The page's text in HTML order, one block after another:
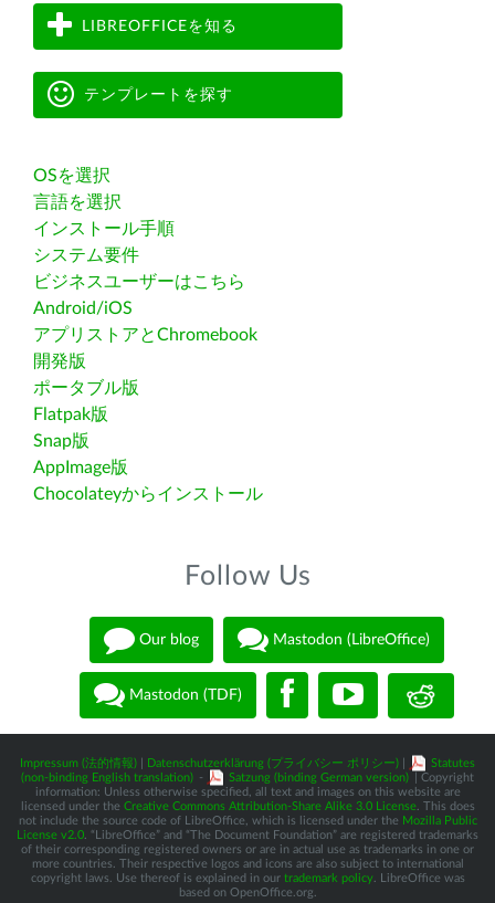
LIBREOFFICEを知る
テンプレートを探す
OSを選択
言語を選択
インストール手順
システム要件
ビジネスユーザーはこちら
Android/iOS
アプリストアとChromebook
開発版
ポータブル版
Flatpak版
Snap版
AppImage版
Chocolateyからインストール
Follow Us
Our blog Mastodon (LibreOffice)
Mastodon (TDF)
Impressum (法的情報) Datenschutzerklärung (プライバシー ポリシー)
Statutes
(non-binding English translation) - Satzung (binding German version)
| Copyright
information: Unless otherwise specified, all text and images on this website are
licensed under the Creative Commons Attribution-Share Alike 3.0 License. This does
not include the source code of LibreOffice, which is licensed under the Mozilla Public
License v2.0 . “LibreOffice” and “The Document Foundation” are registered trademarks
of their corresponding registered owners or are in actual use as trademarks in one or
more countries. Their respective logos and icons are also subject to international
copyright laws. Use thereof is explained in our trademark policy. LibreOffice was
based on OpenOffice.org.